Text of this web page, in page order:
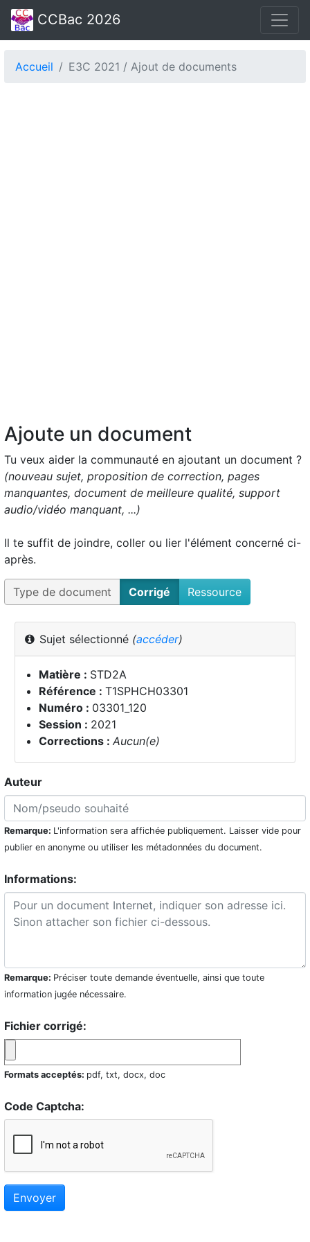
CCBac 2026
Accueil E3C 2021 / Ajout de documents
Ajoute un document
Tu veux aider la communauté en ajoutant un document ?
(nouveau sujet, proposition de correction, pages
manquantes, document de meilleure qualité, support
audio/vidéo manquant, ...)
Il te suffit de joindre, coller ou lier l'élément concerné ci-
après.
Type de document Corrigé Ressource
Sujet sélectionné (accéder)
Matière : STD2A
Référence : T1SPHCH03301
Numéro : 03301_120
Session : 2021
Corrections : Aucun(e)
Auteur
Remarque: L'information sera affichée publiquement. Laisser vide pour
publier en anonyme ou utiliser les métadonnées du document.
Informations:
Remarque: Préciser toute demande éventuelle, ainsi que toute
information jugée nécessaire.
Fichier corrigé:
Formats acceptés: pdf, txt, docx, doc
Code Captcha:
Envoyer